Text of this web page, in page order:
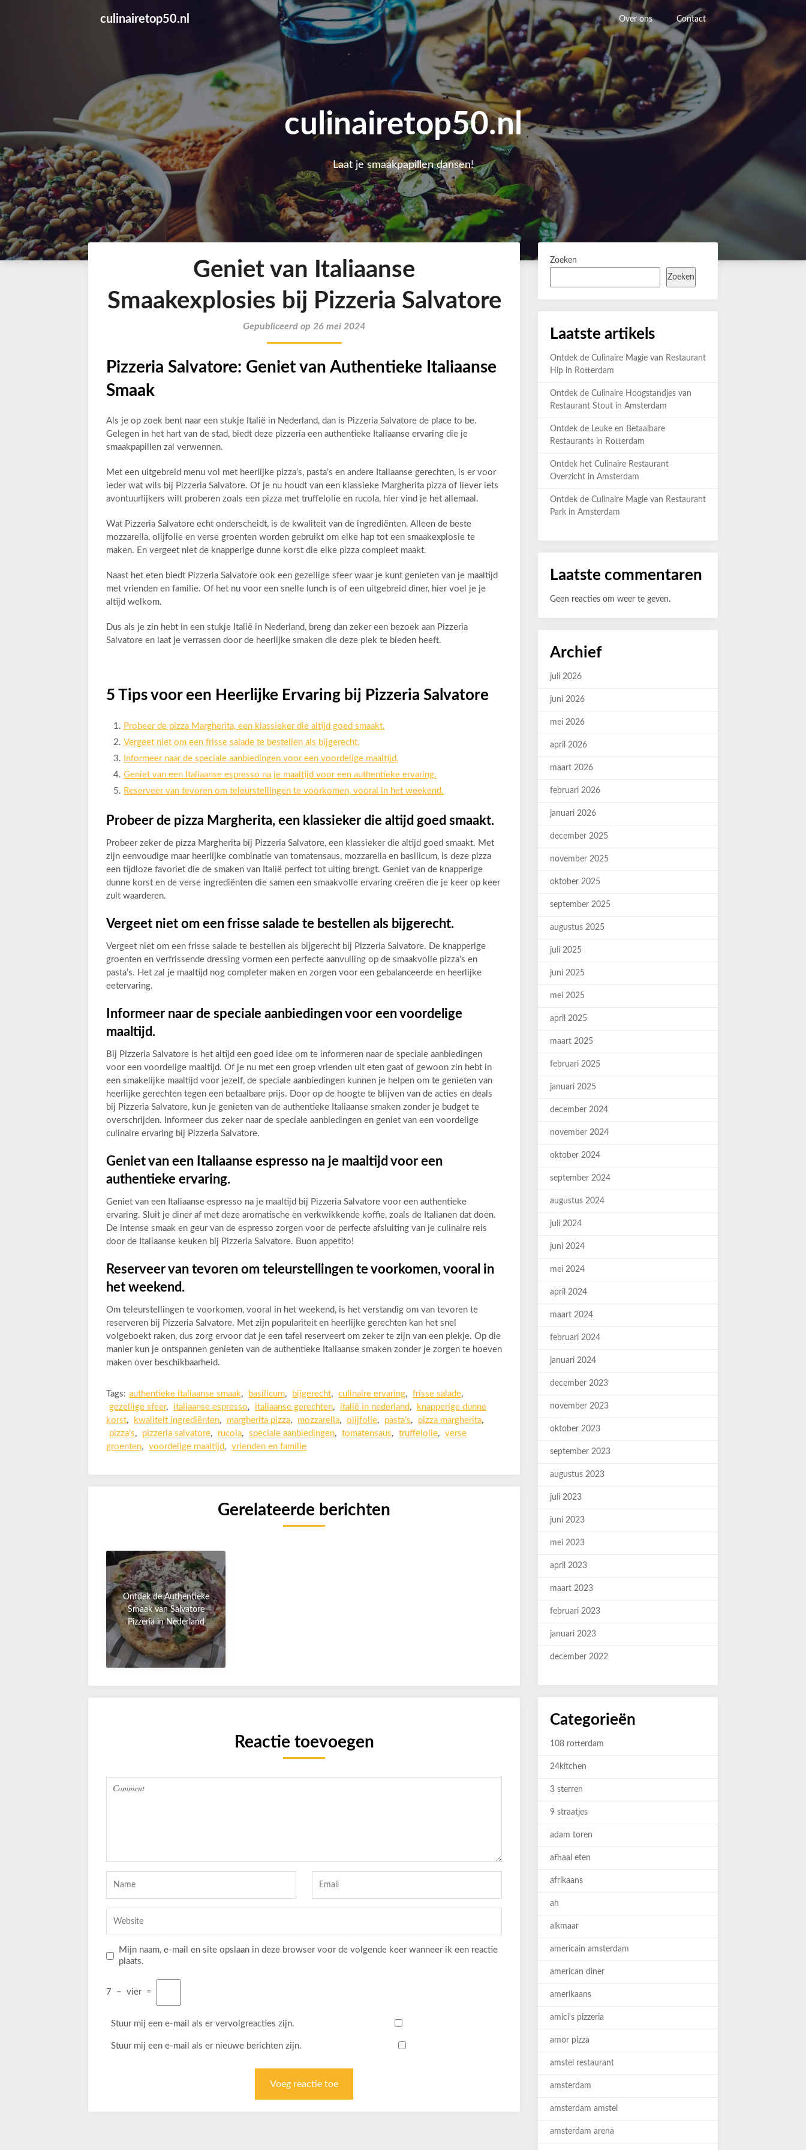
culinairetop50.nl Over ons Contact
culinairetop50.nl
Laat je smaakpapillen dansen!
Geniet van Italiaanse
Smaakexplosies bij Pizzeria Salvatore
Gepubliceerd op 26 mei 2024
Pizzeria Salvatore: Geniet van Authentieke Italiaanse
Smaak
Als je op zoek bent naar een stukje Italië in Nederland, dan is Pizzeria Salvatore de place to be.
Gelegen in het hart van de stad, biedt deze pizzeria een authentieke Italiaanse ervaring die je
smaakpapillen zal verwennen.
Met een uitgebreid menu vol met heerlijke pizza’s, pasta’s en andere Italiaanse gerechten, is er voor
ieder wat wils bij Pizzeria Salvatore. Of je nu houdt van een klassieke Margherita pizza of liever iets
avontuurlijkers wilt proberen zoals een pizza met truffelolie en rucola, hier vind je het allemaal.
Wat Pizzeria Salvatore echt onderscheidt, is de kwaliteit van de ingrediënten. Alleen de beste
mozzarella, olijfolie en verse groenten worden gebruikt om elke hap tot een smaakexplosie te
maken. En vergeet niet de knapperige dunne korst die elke pizza compleet maakt.
Naast het eten biedt Pizzeria Salvatore ook een gezellige sfeer waar je kunt genieten van je maaltijd
met vrienden en familie. Of het nu voor een snelle lunch is of een uitgebreid diner, hier voel je je
altijd welkom.
Dus als je zin hebt in een stukje Italië in Nederland, breng dan zeker een bezoek aan Pizzeria
Salvatore en laat je verrassen door de heerlijke smaken die deze plek te bieden heeft.
5 Tips voor een Heerlijke Ervaring bij Pizzeria Salvatore
Probeer de pizza Margherita, een klassieker die altijd goed smaakt.
Vergeet niet om een frisse salade te bestellen als bijgerecht.
Informeer naar de speciale aanbiedingen voor een voordelige maaltijd.
Geniet van een Italiaanse espresso na je maaltijd voor een authentieke ervaring.
Reserveer van tevoren om teleurstellingen te voorkomen, vooral in het weekend.
Probeer de pizza Margherita, een klassieker die altijd goed smaakt.
Probeer zeker de pizza Margherita bij Pizzeria Salvatore, een klassieker die altijd goed smaakt. Met
zijn eenvoudige maar heerlijke combinatie van tomatensaus, mozzarella en basilicum, is deze pizza
een tijdloze favoriet die de smaken van Italië perfect tot uiting brengt. Geniet van de knapperige
dunne korst en de verse ingrediënten die samen een smaakvolle ervaring creëren die je keer op keer
zult waarderen.
Vergeet niet om een frisse salade te bestellen als bijgerecht.
Vergeet niet om een frisse salade te bestellen als bijgerecht bij Pizzeria Salvatore. De knapperige
groenten en verfrissende dressing vormen een perfecte aanvulling op de smaakvolle pizza’s en
pasta’s. Het zal je maaltijd nog completer maken en zorgen voor een gebalanceerde en heerlijke
eetervaring.
Informeer naar de speciale aanbiedingen voor een voordelige
maaltijd.
Bij Pizzeria Salvatore is het altijd een goed idee om te informeren naar de speciale aanbiedingen
voor een voordelige maaltijd. Of je nu met een groep vrienden uit eten gaat of gewoon zin hebt in
een smakelijke maaltijd voor jezelf, de speciale aanbiedingen kunnen je helpen om te genieten van
heerlijke gerechten tegen een betaalbare prijs. Door op de hoogte te blijven van de acties en deals
bij Pizzeria Salvatore, kun je genieten van de authentieke Italiaanse smaken zonder je budget te
overschrijden. Informeer dus zeker naar de speciale aanbiedingen en geniet van een voordelige
culinaire ervaring bij Pizzeria Salvatore.
Geniet van een Italiaanse espresso na je maaltijd voor een
authentieke ervaring.
Geniet van een Italiaanse espresso na je maaltijd bij Pizzeria Salvatore voor een authentieke
ervaring. Sluit je diner af met deze aromatische en verkwikkende koffie, zoals de Italianen dat doen.
De intense smaak en geur van de espresso zorgen voor de perfecte afsluiting van je culinaire reis
door de Italiaanse keuken bij Pizzeria Salvatore. Buon appetito!
Reserveer van tevoren om teleurstellingen te voorkomen, vooral in
het weekend.
Om teleurstellingen te voorkomen, vooral in het weekend, is het verstandig om van tevoren te
reserveren bij Pizzeria Salvatore. Met zijn populariteit en heerlijke gerechten kan het snel
volgeboekt raken, dus zorg ervoor dat je een tafel reserveert om zeker te zijn van een plekje. Op die
manier kun je ontspannen genieten van de authentieke Italiaanse smaken zonder je zorgen te hoeven
maken over beschikbaarheid.
Tags: authentieke italiaanse smaak, basilicum, bijgerecht, culinaire ervaring, frisse salade,
gezellige sfeer, italiaanse espresso, italiaanse gerechten, italië in nederland,
knapperige dunne
korst, kwaliteit ingrediënten, margherita pizza, mozzarella, olijfolie, pasta's, pizza margherita,
pizza's, pizzeria salvatore, rucola, speciale aanbiedingen, tomatensaus, truffelolie, verse
groenten, voordelige maaltijd, vrienden en familie
Gerelateerde berichten
Ontdek de Authentieke
Smaak van Salvatore
Pizzeria in Nederland
Reactie toevoegen
Mijn naam, e-mail en site opslaan in deze browser voor de volgende keer wanneer ik een reactie
plaats.
7 − vier =
Stuur mij een e-mail als er vervolgreacties zijn.
Stuur mij een e-mail als er nieuwe berichten zijn.
Zoeken
Zoeken
Laatste artikels
Ontdek de Culinaire Magie van Restaurant
Hip in Rotterdam
Ontdek de Culinaire Hoogstandjes van
Restaurant Stout in Amsterdam
Ontdek de Leuke en Betaalbare
Restaurants in Rotterdam
Ontdek het Culinaire Restaurant
Overzicht in Amsterdam
Ontdek de Culinaire Magie van Restaurant
Park in Amsterdam
Laatste commentaren
Geen reacties om weer te geven.
Archief
juli 2026
juni 2026
mei 2026
april 2026
maart 2026
februari 2026
januari 2026
december 2025
november 2025
oktober 2025
september 2025
augustus 2025
juli 2025
juni 2025
mei 2025
april 2025
maart 2025
februari 2025
januari 2025
december 2024
november 2024
oktober 2024
september 2024
augustus 2024
juli 2024
juni 2024
mei 2024
april 2024
maart 2024
februari 2024
januari 2024
december 2023
november 2023
oktober 2023
september 2023
augustus 2023
juli 2023
juni 2023
mei 2023
april 2023
maart 2023
februari 2023
januari 2023
december 2022
Categorieën
108 rotterdam
24kitchen
3 sterren
9 straatjes
adam toren
afhaal eten
afrikaans
ah
alkmaar
americain amsterdam
american diner
amerikaans
amici's pizzeria
amor pizza
amstel restaurant
amsterdam
amsterdam amstel
amsterdam arena